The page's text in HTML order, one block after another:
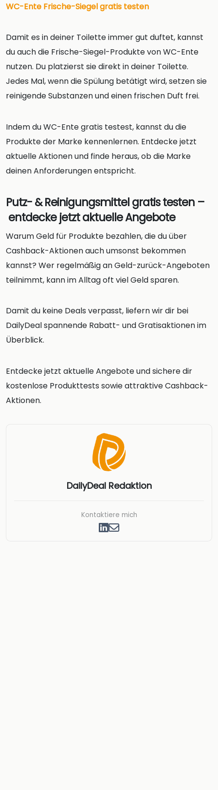
WC-Ente Frische-Siegel gratis testen
Damit es in deiner Toilette immer gut duftet, kannst
du auch die Frische-Siegel-Produkte von WC-Ente
nutzen. Du platzierst sie direkt in deiner Toilette.
Jedes Mal, wenn die Spülung betätigt wird, setzen sie
reinigende Substanzen und einen frischen Duft frei.
Indem du WC-Ente gratis testest, kannst du die
Produkte der Marke kennenlernen. Entdecke jetzt
aktuelle Aktionen und finde heraus, ob die Marke
deinen Anforderungen entspricht.
Putz- & Reinigungsmittel gratis testen –
entdecke jetzt aktuelle Angebote
Warum Geld für Produkte bezahlen, die du über
Cashback-Aktionen auch umsonst bekommen
kannst? Wer regelmäßig an Geld-zurück-Angeboten
teilnimmt, kann im Alltag oft viel Geld sparen.
Damit du keine Deals verpasst, liefern wir dir bei
DailyDeal spannende Rabatt- und Gratisaktionen im
Überblick.
Entdecke jetzt aktuelle Angebote und sichere dir
kostenlose Produkttests sowie attraktive Cashback-
Aktionen.
DailyDeal Redaktion
Kontaktiere mich